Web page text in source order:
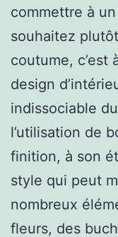
commettre à
souhaitez
coutume, c’est
design
indissociable
l’utilisation de
finition, à son
style qui peut
nombreux
fleurs, des